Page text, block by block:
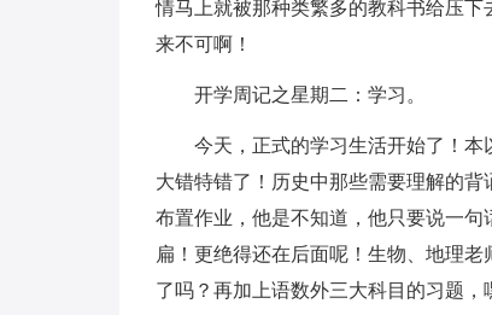
情马上就被那种类繁多的教科书给压
来不可啊！
开学周记之星期二：学习。
今天，正式的学习生活开始了！
大错特错了！历史中那些需要理解的
布置作业，他是不知道，他只要说一
扁！更绝得还在后面呢！生物、地理
了吗？再加上语数外三大科目的习题